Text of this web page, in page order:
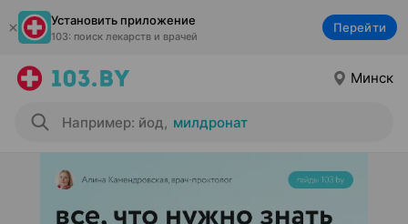
Установить приложение
103: поиск лекарств и врачей
Перейти
Минск
Например: йод, милдронат